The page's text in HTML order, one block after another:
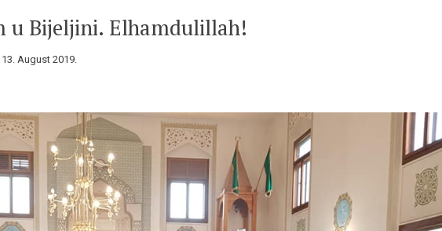
u Bijeljini. Elhamdulillah!
August 2019.